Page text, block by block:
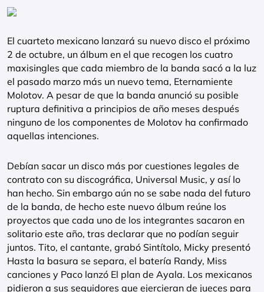
El cuarteto mexicano lanzará su nuevo disco el próximo
2 de octubre, un álbum en el que recogen los cuatro
maxisingles que cada miembro de la banda sacó a la luz
el pasado marzo más un nuevo tema, Eternamiente
Molotov. A pesar de que la banda anunció su posible
ruptura definitiva a principios de año meses después
ninguno de los componentes de Molotov ha confirmado
aquellas intenciones.
Debían sacar un disco más por cuestiones legales de
contrato con su discográfica, Universal Music, y así lo
han hecho. Sin embargo aún no se sabe nada del futuro
de la banda, de hecho este nuevo álbum reúne los
proyectos que cada uno de los integrantes sacaron en
solitario este año, tras declarar que no podían seguir
juntos. Tito, el cantante, grabó Sintítolo, Micky presentó
Hasta la basura se separa, el batería Randy, Miss
canciones y Paco lanzó El plan de Ayala. Los mexicanos
pidieron a sus seguidores que ejercieran de jueces para